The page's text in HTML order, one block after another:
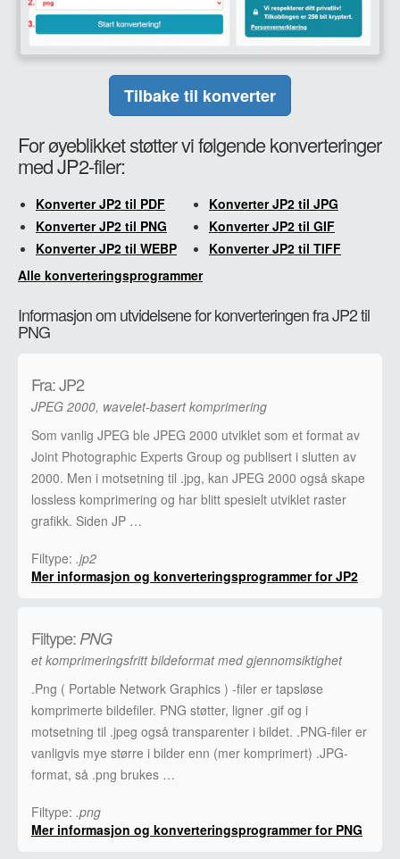
Tilbake til konverter
For øyeblikket støtter vi følgende konverteringer
med JP2-filer:
Konverter JP2 til PDF
Konverter JP2 til JPG
Konverter JP2 til PNG
Konverter JP2 til GIF
Konverter JP2 til WEBP
Konverter JP2 til TIFF
Alle konverteringsprogrammer
Informasjon om utvidelsene for konverteringen fra JP2 til
PNG
Fra: JP2
JPEG 2000, wavelet-basert komprimering
Som vanlig JPEG ble JPEG 2000 utviklet som et format av
Joint Photographic Experts Group og publisert i slutten av
2000. Men i motsetning til .jpg, kan JPEG 2000 også skape
lossless komprimering og har blitt spesielt utviklet raster
grafikk. Siden JP …
Filtype: .jp2
Mer informasjon og konverteringsprogrammer for JP2
Filtype: PNG
et komprimeringsfritt bildeformat med gjennomsiktighet
.Png ( Portable Network Graphics ) -filer er tapsløse
komprimerte bildefiler. PNG støtter, ligner .gif og i
motsetning til .jpeg også transparenter i bildet. .PNG-filer er
vanligvis mye større i bilder enn (mer komprimert) .JPG-
format, så .png brukes …
Filtype: .png
Mer informasjon og konverteringsprogrammer for PNG